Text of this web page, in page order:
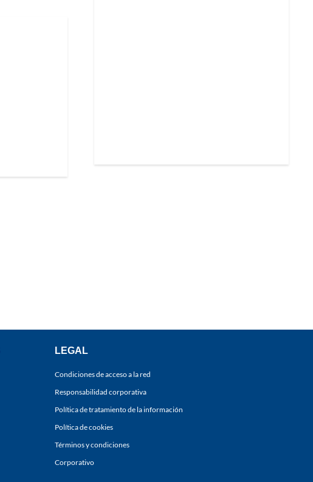
LEGAL
Condiciones de acceso a la red
Responsabilidad corporativa
Política de tratamiento de la información
Política de cookies
Términos y condiciones
Corporativo